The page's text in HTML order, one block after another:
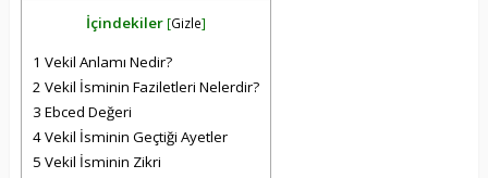
İçindekiler [Gizle]
1 Vekil Anlamı Nedir?
2 Vekil İsminin Faziletleri Nelerdir?
3 Ebced Değeri
4Vekil İsminin Geçtiği Ayetler
5 Vekil İsminin Zikri